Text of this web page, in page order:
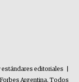
estándares editoriales
Argentina. Todos